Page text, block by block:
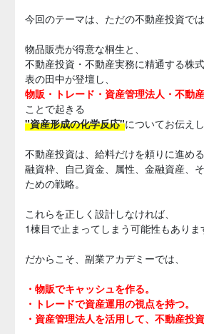
今回のテーマは、ただの不動産投資では
物品販売が得意な桐生と、
不動産投資・不動産実務に精通する株
表の田中が登壇し、
物販・トレード・資産管理法人・不動
ことで起きる
"資産形成の化学反応"についてお伝えし
不動産投資は、給料だけを頼りに進め
融資枠、自己資金、属性、金融資産、
ための戦略。
これらを正しく設計しなければ、
1棟目で止まってしまう可能性もありま
だからこそ、副業アカデミーでは、
・物販でキャッシュを作る。
・トレードで資産運用の視点を持つ。
・資産管理法人を活用して、不動産投